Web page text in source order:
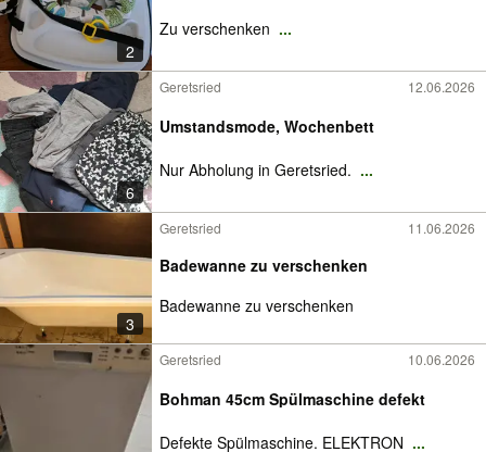
2
Zu verschenken ...
6
Geretsried 12.06.2026
Umstandsmode, Wochenbett
Nur Abholung in Geretsried. ...
3
Geretsried 11.06.2026
Badewanne zu verschenken
Badewanne zu verschenken
Geretsried 10.06.2026
Bohman 45cm Spülmaschine defekt
Defekte Spülmaschine. ELEKTRON ...